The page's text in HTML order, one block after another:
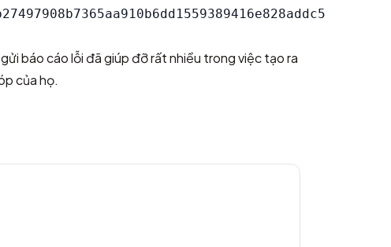
báo cáo lỗi đã giúp đỡ rất nhiều trong việc tạo ra
của họ.